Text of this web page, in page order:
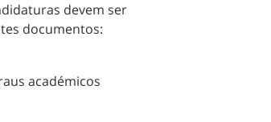
devem ser
documentos:
académicos